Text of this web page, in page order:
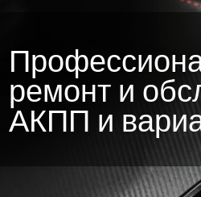
ремонт и
АКПП и